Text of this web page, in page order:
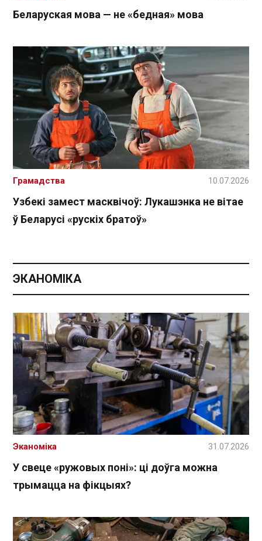
Беларуская мова — не «бедная» мова
Узбекі замест масквічоў: Лукашэнка не вітае
ў Беларусі «рускіх братоў»
Грамадства 10.07.2026
ЭКАНОМІКА
У свеце «ружовых поні»: ці доўга можна
трымацца на фікцыях?
Эканоміка 31.07.2026